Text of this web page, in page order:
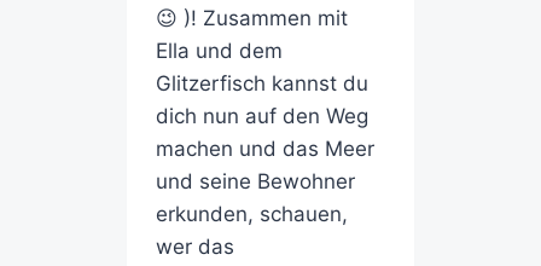
😉 )! Zusammen mit
Ella und dem
Glitzerfisch kannst du
dich nun auf den Weg
machen und das Meer
und seine Bewohner
erkunden, schauen,
wer das